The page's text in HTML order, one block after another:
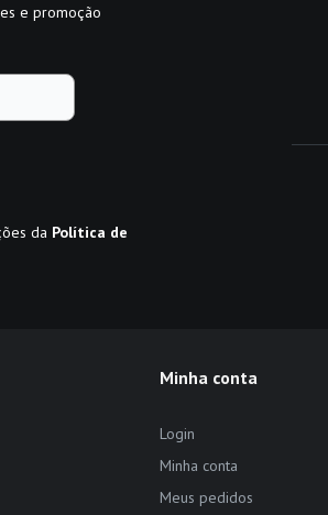
e promoção
da Política de
Minha conta
Login
Minha conta
Meus pedidos